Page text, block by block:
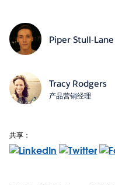
Piper Stull-Lane
Tracy Rodgers
产品营销经理
共享：